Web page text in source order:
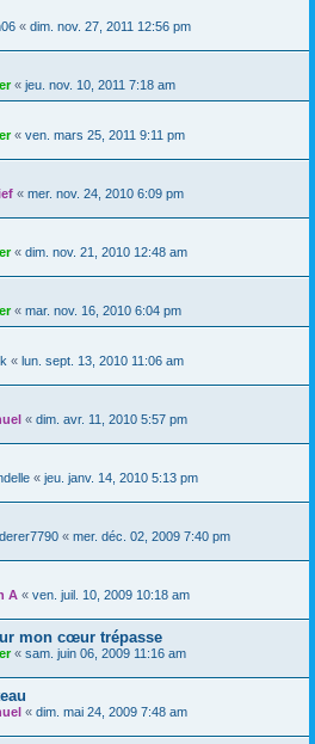
« dim. nov. 27, 2011 12:56 pm
« jeu. nov. 10, 2011 7:18 am
« ven. mars 25, 2011 9:11 pm
« mer. nov. 24, 2010 6:09 pm
« dim. nov. 21, 2010 12:48 am
« mar. nov. 16, 2010 6:04 pm
« lun. sept. 13, 2010 11:06 am
« dim. avr. 11, 2010 5:57 pm
« jeu. janv. 14, 2010 5:13 pm
« mer. déc. 02, 2009 7:40 pm
A « ven. juil. 10, 2009 10:18 am
mon cœur trépasse
« sam. juin 06, 2009 11:16 am
« dim. mai 24, 2009 7:48 am